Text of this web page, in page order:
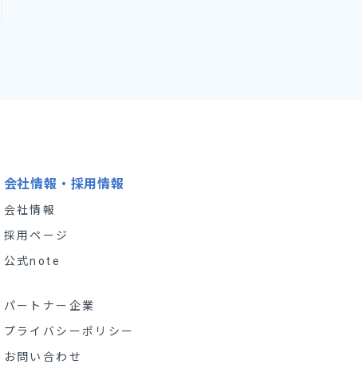
会社情報・採用情報
会社情報
採用ページ
公式note
パートナー企業
プライバシーポリシー
お問い合わせ